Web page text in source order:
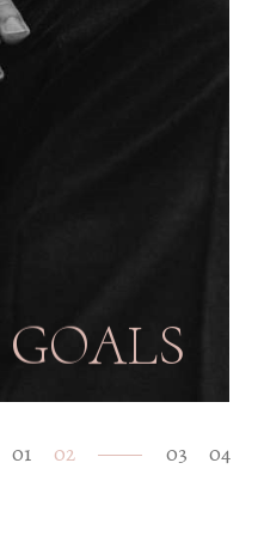
KISS
GOALS
1 2 3 4